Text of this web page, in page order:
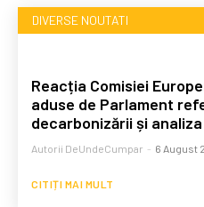
DIVERSE NOUTATI
Reacția Comisiei
aduse de Parlament
decarbonizării și
Autorii DeUndeCumpar - 6 August
CITIȚI MAI MULT